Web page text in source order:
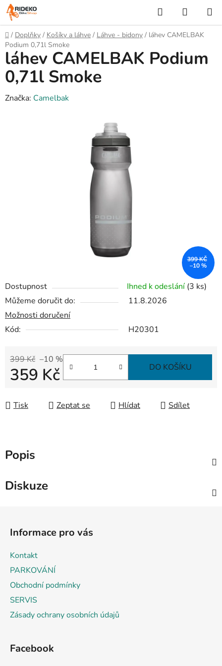
Přejít
na
obsah
Hledat
KOŠÍK
Domů
/ Doplňky / Košíky a láhve / Láhve - bidony / láhev CAMELBAK
Podium 0,71l Smoke
Dostupnost Ihned k odeslání (3 ks)
Můžeme doručit do:
11.8.2026
Možnosti doručení
Kód:
H20301
399 Kč –10 %
359 Kč DO KOŠÍKU
Tisk Zeptat se Hlídat Sdílet
láhev CAMELBAK Podium
0,71l Smoke
Značka: Camelbak
399 KČ
–10 %
Popis
Diskuze
Informace pro vás
Kontakt
PARKOVÁNÍ
Obchodní podmínky
SERVIS
Zásady ochrany osobních údajů
Facebook